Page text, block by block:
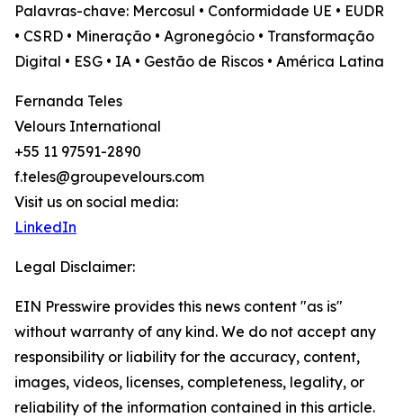
Palavras-chave: Mercosul • Conformidade UE • EUDR
• CSRD • Mineração • Agronegócio • Transformação
Digital • ESG • IA • Gestão de Riscos • América Latina
Fernanda Teles
Velours International
+55 11 97591-2890
f.teles@groupevelours.com
Visit us on social media:
LinkedIn
Legal Disclaimer:
EIN Presswire provides this news content "as is"
without warranty of any kind. We do not accept any
responsibility or liability for the accuracy, content,
images, videos, licenses, completeness, legality, or
reliability of the information contained in this article.